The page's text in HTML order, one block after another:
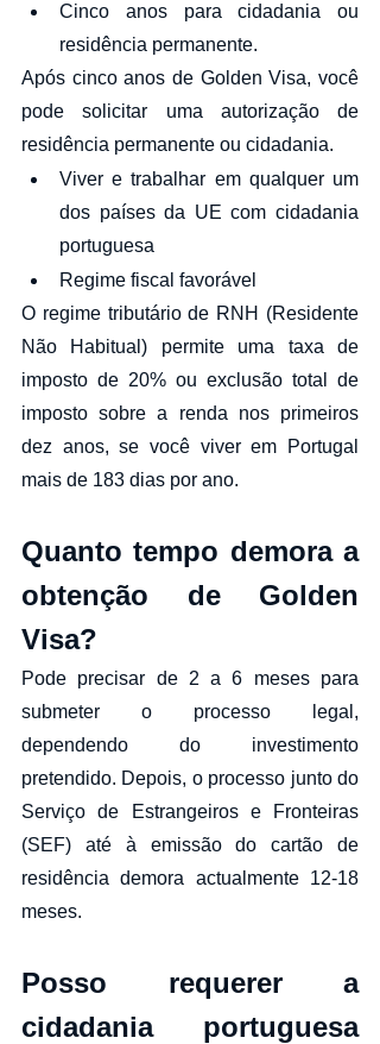
Cinco anos para cidadania ou
residência permanente.
Após cinco anos de Golden Visa, você
pode solicitar uma autorização de
residência permanente ou cidadania.
Viver e trabalhar em qualquer um
dos países da UE com cidadania
portuguesa
Regime fiscal favorável
O regime tributário de RNH (Residente
Não Habitual) permite uma taxa de
imposto de 20% ou exclusão total de
imposto sobre a renda nos primeiros
dez anos, se você viver em Portugal
mais de 183 dias por ano.
Quanto tempo demora a
obtenção de Golden
Visa?
Pode precisar de 2 a 6 meses para
submeter o processo legal,
dependendo do investimento
pretendido. Depois, o processo junto do
Serviço de Estrangeiros e Fronteiras
(SEF) até à emissão do cartão de
residência demora actualmente 12-18
meses.
Posso requerer a
cidadania portuguesa